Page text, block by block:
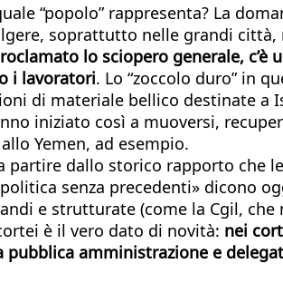
“popolo” rappresenta? La
soprattutto nelle grandi
lo sciopero generale,
i lavoratori. Lo “zoccolo duro” in
di materiale bellico destinate a
iniziato così a muoversi,
Yemen, ad esempio.
dallo storico rapporto che
senza precedenti» dicono
e strutturate (come la Cgil,
è il vero dato di novità: nei
amministrazione e